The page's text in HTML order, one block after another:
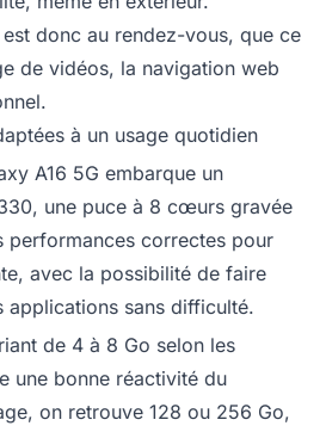
donc au rendez-vous, que ce
de vidéos, la navigation web
à un usage quotidien
A16 5G embarque un
une puce à 8 cœurs gravée
performances correctes pour
avec la possibilité de faire
applications sans difficulté.
de 4 à 8 Go selon les
une bonne réactivité du
on retrouve 128 ou 256 Go,